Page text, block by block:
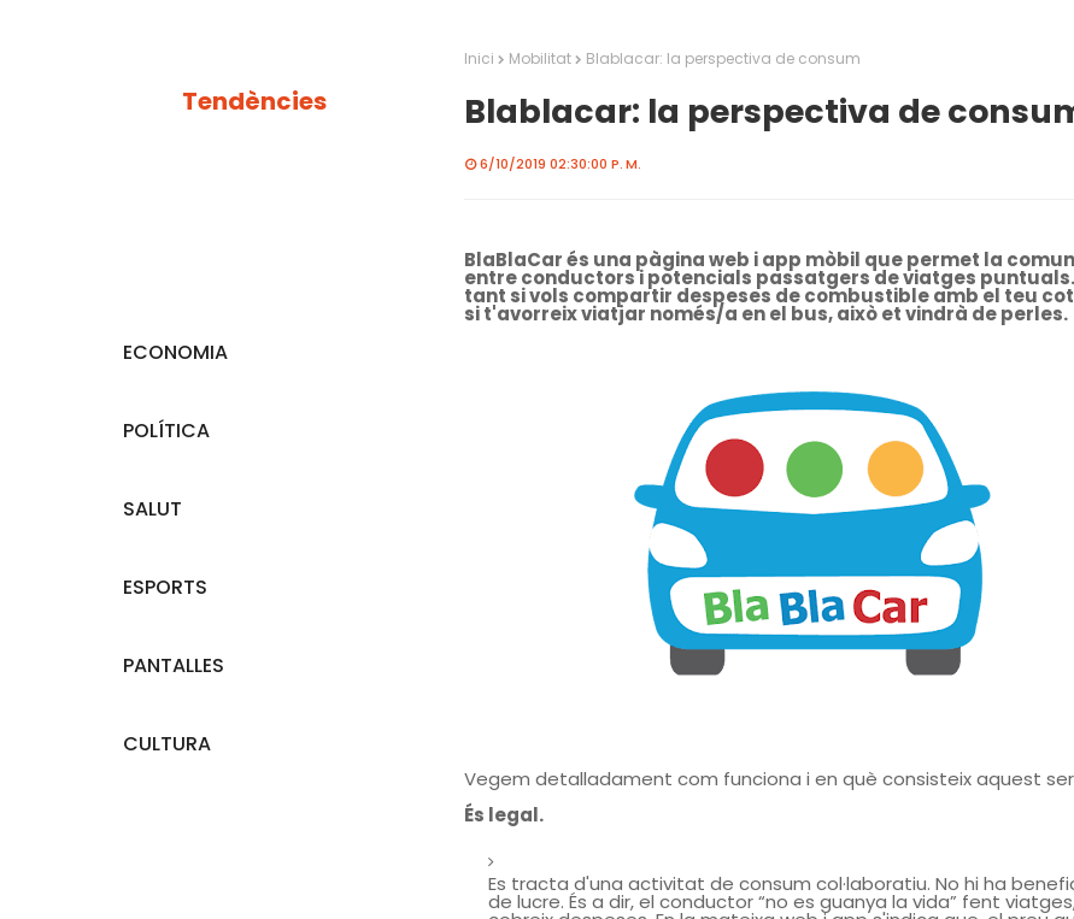
Tendències
ECONOMIA
POLÍTICA
SALUT
ESPORTS
PANTALLES
CULTURA
Inici Mobilitat Blablacar: la perspectiva de consum
Blablacar: la perspectiva de
6/10/2019 02:30:00 P. M.
BlaBlaCar és una pàgina web i app mòbil que permet la
entre conductors i potencials passatgers de viatges puntuals.
tant si vols compartir despeses de combustible amb el teu
si t'avorreix viatjar només/a en el bus, això et vindrà de perles.
Vegem detalladament com funciona i en què consisteix aquest
És legal.
Es tracta d'una activitat de consum col·laboratiu. No hi ha
de lucre. És a dir, el conductor “no es guanya la vida” fent